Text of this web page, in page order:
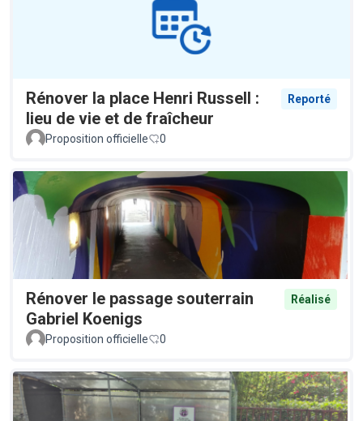
Rénover la place Henri Russell :
lieu de vie et de fraîcheur
Reporté
Proposition officielle 0
Rénover le passage souterrain
Gabriel Koenigs
Réalisé
Proposition officielle 0